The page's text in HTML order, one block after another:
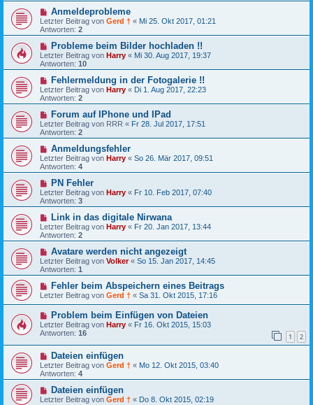
Anmeldeprobleme
Letzter Beitrag von Gerd † « Mi 25. Okt 2017, 01:21
Antworten: 2
Probleme beim Bilder hochladen !!
Letzter Beitrag von Harry « Mi 30. Aug 2017, 19:37
Antworten: 10
Fehlermeldung in der Fotogalerie !!
Letzter Beitrag von Harry « Di 1. Aug 2017, 22:23
Antworten: 2
Forum auf IPhone und IPad
Letzter Beitrag von RRR « Fr 28. Jul 2017, 17:51
Antworten: 2
Anmeldungsfehler
Letzter Beitrag von Harry « So 26. Mär 2017, 09:51
Antworten: 4
PN Fehler
Letzter Beitrag von Harry « Fr 10. Feb 2017, 07:40
Antworten: 3
Link in das digitale Nirwana
Letzter Beitrag von Harry « Fr 20. Jan 2017, 13:44
Antworten: 2
Avatare werden nicht angezeigt
Letzter Beitrag von Volker« So 15. Jan 2017, 14:45
Antworten: 1
Fehler beim Abspeichern eines Beitrags
Letzter Beitrag von Gerd † « Sa 31. Okt 2015, 17:16
Problem beim Einfügen von Dateien
Letzter Beitrag von Harry « Fr 16. Okt 2015, 15:03
Antworten: 16 1 2
Dateien einfügen
Letzter Beitrag von Gerd † « Mo 12. Okt 2015, 03:40
Antworten: 4
Dateien einfügen
Letzter Beitrag von Gerd † « Do 8. Okt 2015, 02:19